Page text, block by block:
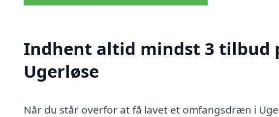
Indhent altid mindst 3 tilbud
Ugerløse
Når du står overfor at få lavet et omfangsdræn i